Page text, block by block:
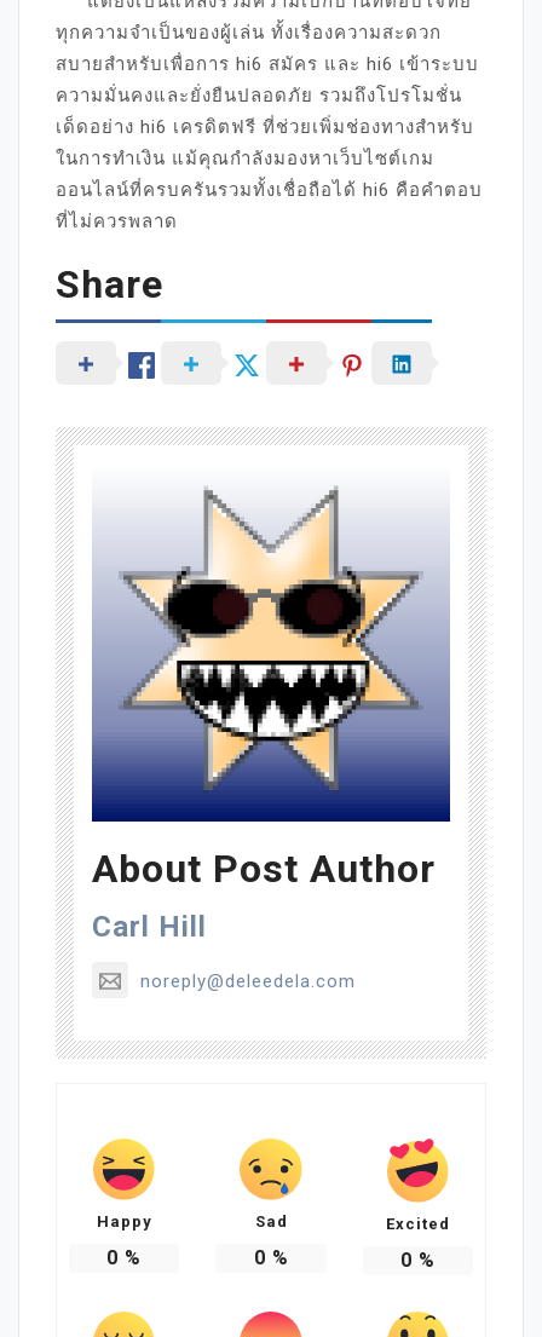
ทุกความจำเป็นของผู้เล่น ทั้งเรื่องความสะดวก
สบายสำหรับเพื่อการ hi6 สมัคร และ hi6 เข้าระบบ
ความมั่นคงและยั่งยืนปลอดภัย รวมถึงโปรโมชั่น
เด็ดอย่าง hi6 เครดิตฟรี ที่ช่วยเพิ่มช่องทางสำหรับ
ในการทำเงิน แม้คุณกำลังมองหาเว็บไซต์เกม
ออนไลน์ที่ครบครันรวมทั้งเชื่อถือได้ hi6 คือคำตอบ
ที่ไม่ควรพลาด
Share
About Post Author
Carl Hill
noreply@deleedela.com
Happy
0 %
Sad
0 %
Excited
0 %